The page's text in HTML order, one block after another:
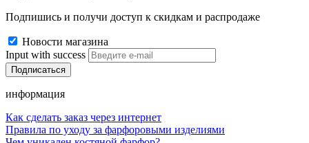
Подпишись и получи доступ к скидкам и распродаже
Новости магазина
Input with success
информация
Как сделать заказ через интернет
Правила по уходу за фарфоровыми изделиями